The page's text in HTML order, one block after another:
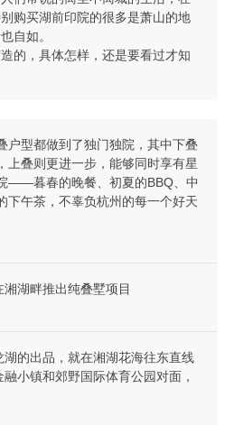
购买湖前印院的很多是萧山的地
自如。
的，具体怎样，还是要看过才知
户型都做到了独门独院，其中下叠
上叠则更进一步，能够同时享有星
——暮春的晚餐、初夏的BBQ、中
下午茶，不辜负杭州的每一个好天
湘湖畔推出纯叠墅项目
湖的出品，就在湘湖花海往东直线
小镇和郊野国际体育公园对面，